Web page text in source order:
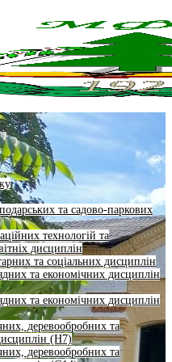
та садово-паркових
технологій та
дисциплін
та соціальних дисциплін
та економічних дисциплін
та економічних дисциплін
деревообробних та
(H7)
деревообробних та